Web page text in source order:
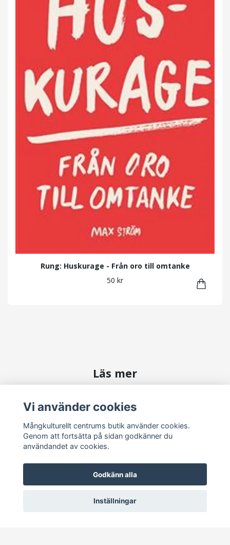
Rung: Huskurage - Från oro till omtanke
50 kr
Läs mer
Köpvillkor
Sociala medier
Prenumerera på vårt nyhetsbrev
Vi använder cookies
Mångkulturellt centrums butik använder cookies.
Genom att fortsätta på sidan godkänner du
användandet av cookies.
Godkänn alla
Inställningar